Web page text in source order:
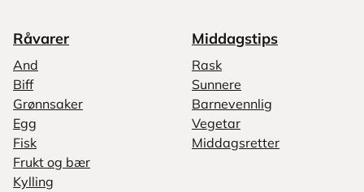
Råvarer
And
Biff
Grønnsaker
Egg
Fisk
Frukt og bær
Kylling
Middagstips
Rask
Sunnere
Barnevennlig
Vegetar
Middagsretter